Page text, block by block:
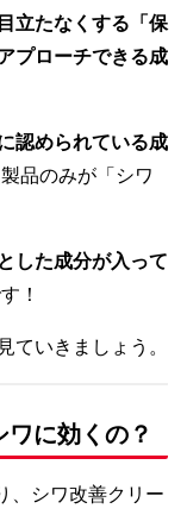
立たなくする「保
プローチできる成
認められている成
品のみが「シワ
した成分が入って
！
ていきましょう。
に効くの？
、シワ改善クリー